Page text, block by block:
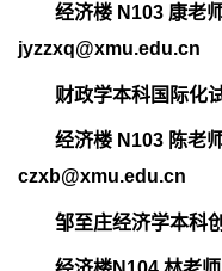
经济楼N103 康老
jyzzxq@xmu.edu.cn
财政学本科国际化
经济楼N103 陈老
czxb@xmu.edu.cn
邹至庄经济学本科